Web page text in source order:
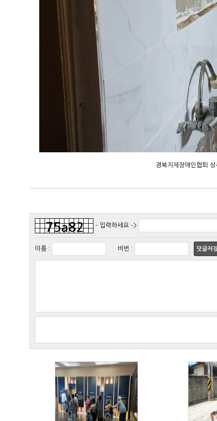
경북지체장애인협회
- 입력하세요 ->
이름: 비번 : 덧글저